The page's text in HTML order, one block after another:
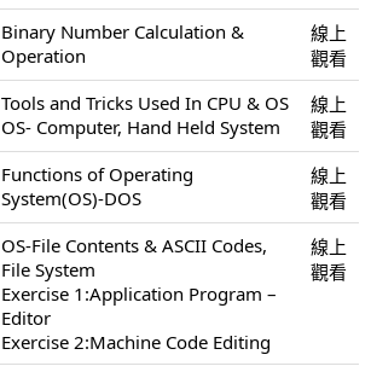
Binary Number Calculation &
Operation
線上
觀看
Tools and Tricks Used In CPU & OS
OS- Computer, Hand Held System
線上
觀看
Functions of Operating
System(OS)-DOS
線上
觀看
OS-File Contents & ASCII Codes,
File System
Exercise 1:Application Program –
Editor
Exercise 2:Machine Code Editing
線上
觀看